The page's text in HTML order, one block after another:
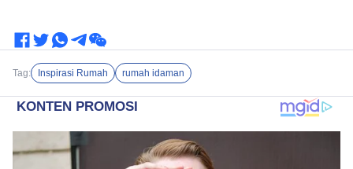
Tag: Inspirasi Rumah rumah idaman